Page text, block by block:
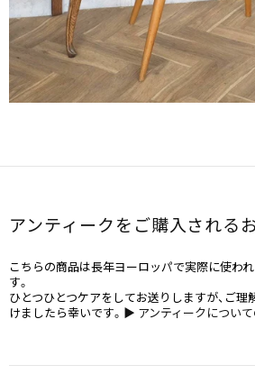
アンティークをご購入される
こちらの商品は長年ヨーロッパで実際に使わ
す。
ひとつひとつケアをしてお送りしますが、ご
けましたら幸いです。 ▶ アンティークについ